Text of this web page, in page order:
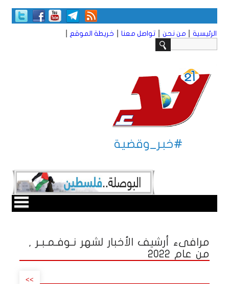
الرئيسية من نحن تواصل معنا خريطة الموقع
#خبر_وقضية
مرافىء أرشيف الأخبار لشهر نـوفـمـبـر ,
من عام 2022
>>